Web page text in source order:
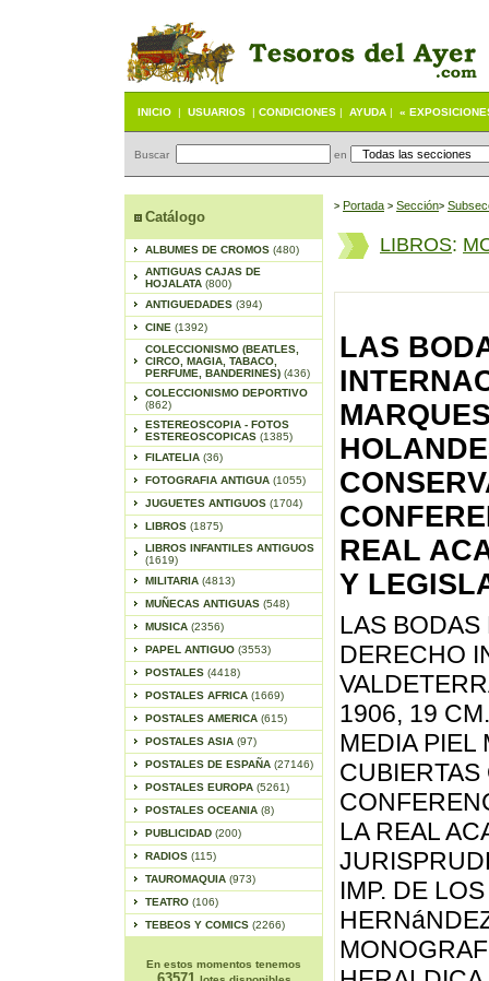
INICIO | USUARIOS | CONDICIONES | AYUDA | «
Buscar en
Catálogo
ALBUMES DE CROMOS (480)
ANTIGUAS CAJAS DE
HOJALATA (800)
ANTIGUEDADES (394)
CINE (1392)
COLECCIONISMO (BEATLES,
CIRCO, MAGIA, TABACO,
PERFUME, BANDERINES) (436)
COLECCIONISMO DEPORTIVO
(862)
ESTEREOSCOPIA - FOTOS
ESTEREOSCOPICAS (1385)
FILATELIA (36)
FOTOGRAFIA ANTIGUA (1055)
JUGUETES ANTIGUOS (1704)
LIBROS (1875)
LIBROS INFANTILES ANTIGUOS
(1619)
MILITARIA (4813)
MUÑECAS ANTIGUAS (548)
MUSICA (2356)
PAPEL ANTIGUO (3553)
POSTALES (4418)
POSTALES AFRICA (1669)
POSTALES AMERICA (615)
POSTALES ASIA (97)
POSTALES DE ESPAÑA (27146)
POSTALES EUROPA (5261)
POSTALES OCEANIA (8)
PUBLICIDAD (200)
RADIOS (115)
TAUROMAQUIA (973)
TEATRO (106)
TEBEOS Y COMICS (2266)
En estos momentos tenemos
> Portada > Sección>
LIBROS:
LAS
REAL
Y
LAS BODAS
DERECHO
1906, 19
MEDIA PIEL
LA REAL
IMP. DE